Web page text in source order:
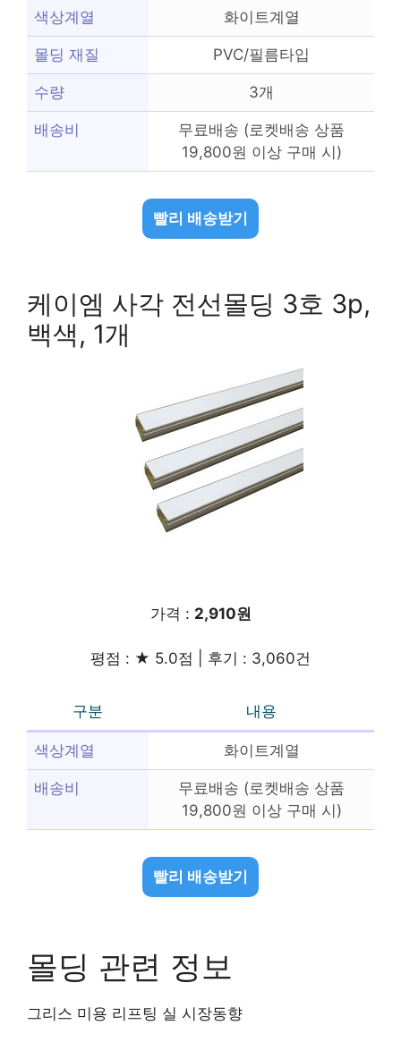
색상계열 화이트계열
몰딩 재질 PVC/필름타입
수량 3개
배송비
무료배송 (로켓배송 상품
19,800원 이상 구매 시)
빨리 배송받기
케이엠 사각 전선몰딩 3호 3p,
백색, 1개
가격 : 2,910원
평점 : ★ 5.0점 | 후기 : 3,060건
구분 내용
색상계열 화이트계열
배송비
무료배송 (로켓배송 상품
19,800원 이상 구매 시)
빨리 배송받기
몰딩 관련 정보
그리스 미용 리프팅 실 시장동향